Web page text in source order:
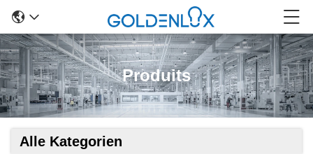
Produits
Alle Kategorien